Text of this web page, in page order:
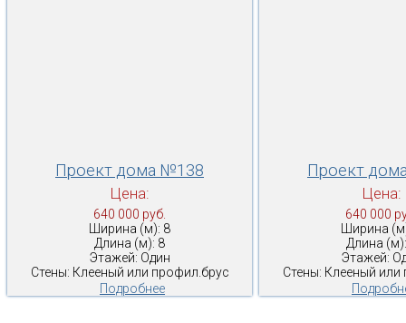
Проект дома №138
Цена:
640 000 руб.
Ширина (м): 8
Длина (м): 8
Этажей: Один
Стены: Клееный или профил.брус
Подробнее
Проект
Цена:
640 000
Ширина
Длина
Этажей:
Стены: Клееный или